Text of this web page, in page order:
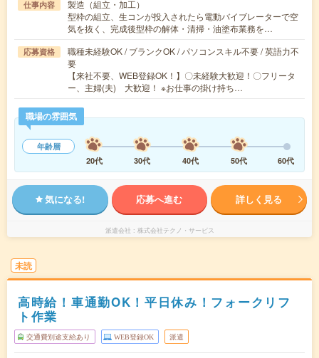
仕事内容
製造（組立・加工）
型枠の組立、生コンが投入されたら電動バイブレーターで空
気を抜く、完成後型枠の解体・清掃・油塗布業務を…
応募資格
職種未経験OK / ブランクOK / パソコンスキル不要 / 英語力不
要
【来社不要、WEB登録OK！】〇未経験大歓迎！〇フリータ
ー、主婦(夫) 大歓迎！ ※お仕事の掛け持ち…
職場の雰囲気
年齢層
20代
30代 40代 50代 60代
気になる! 応募へ進む 詳しく見る
派遣会社 株式会社テクノ・サービス
未読
高時給！車通勤OK！平日休み！フォークリフ
ト作業
交通費別途支給あり WEB登録OK 派遣